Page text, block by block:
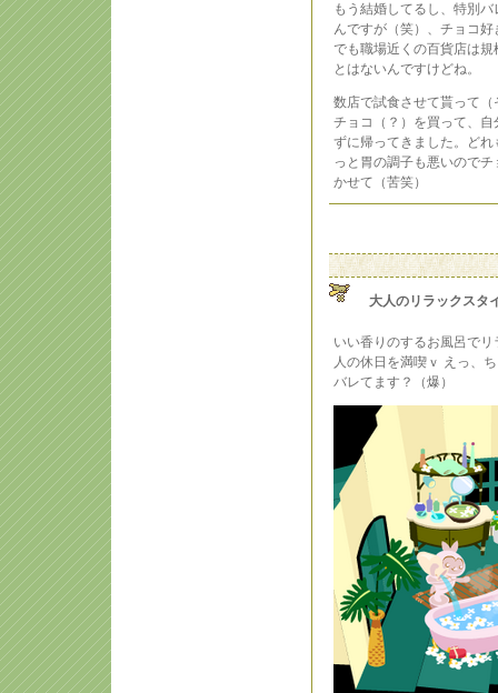
もう結婚してるし、特別
んですが（笑）、チョコ
でも職場近くの百貨店は
とはないんですけどね。
数店で試食させて貰って
チョコ（？）を買って、
ずに帰ってきました。ど
っと胃の調子も悪いので
かせて（苦笑）
大人のリラックスタ
いい香りのするお風呂で
人の休日を満喫ｖ えっ、
バレてます？（爆）